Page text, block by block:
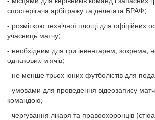
спостерігача арбітражу та делегата БРАФ;
- розміткою технічної площі для офіційних
учасниць матчу;
- необхідним для гри інвентарем, зокрема,
однакових м’ячів;
- не менше трьох юних футболістів для
- умовами для проведення відеозапису
командою;
- чергування лікаря та правоохоронців